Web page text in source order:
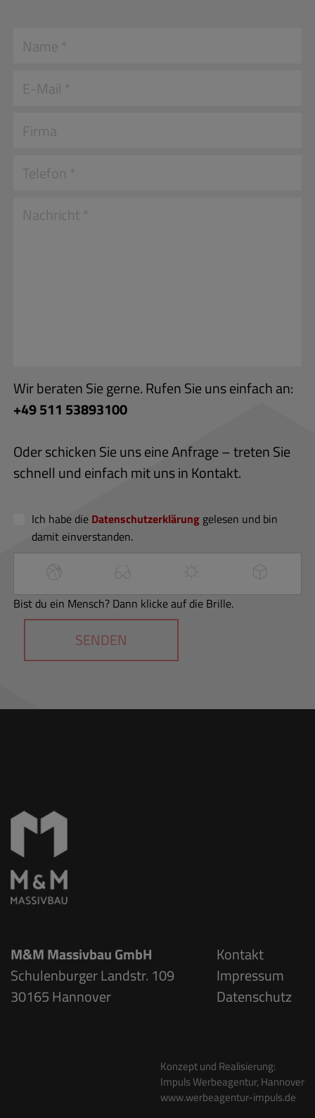
Wir beraten Sie gerne. Rufen Sie uns einfach an:
+49 511 53893100
Oder schicken Sie uns eine Anfrage – treten Sie
schnell und einfach mit uns in Kontakt.
Ich habe die Datenschutzerklärung gelesen und bin
damit einverstanden.
Bist du ein Mensch? Dann klicke auf die Brille.
M&M Massivbau GmbH
Schulenburger Landstr. 109
30165 Hannover
Kontakt
Impressum
Datenschutz
Konzept und Realisierung:
Impuls Werbeagentur, Hannover
www.werbeagentur-impuls.de